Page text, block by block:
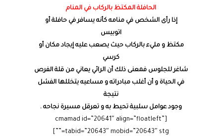
الحافلة المكتظ بالركاب في المنام
إذا رأى الشخص في منامه كأنه يسافر في حافلة أو
اتوبيس
مكتظ و مليء بالركاب حيث يصعب عليه إيجاد مكان أو
كرسي
شاغر للجلوس فمعنى ذلك أن الرائي يعاني من قلة الفرص
في الحياة و أن أغلب مبادراته و مساعيه يتخللها الفشل
نتيجة
وجود عوامل سلبية تحيط به و تعرقل مسيرة نجاحه .
[cmamad id=”20641″ align=”floatleft”
tabid=”20643″ mobid=”20643″ stg=””]